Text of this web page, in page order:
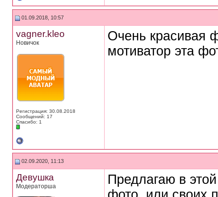
01.09.2018, 10:57
vagner.kleo
Новичок
Регистрация: 30.08.2018
Сообщений: 17
Спасибо: 1
Очень красивая
мотиватор эта
02.09.2020, 11:13
Девушка
Модераторша
Предлагаю в